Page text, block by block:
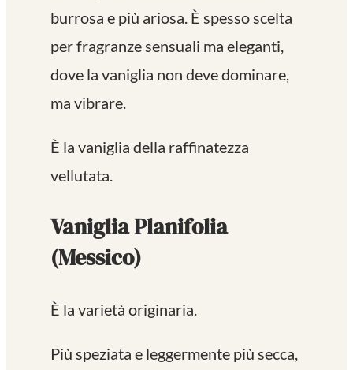
burrosa e più ariosa. È spesso scelta
per fragranze sensuali ma eleganti,
dove la vaniglia non deve dominare,
ma vibrare.
È la vaniglia della raffinatezza
vellutata.
Vaniglia Planifolia
(Messico)
È la varietà originaria.
Più speziata e leggermente più secca,